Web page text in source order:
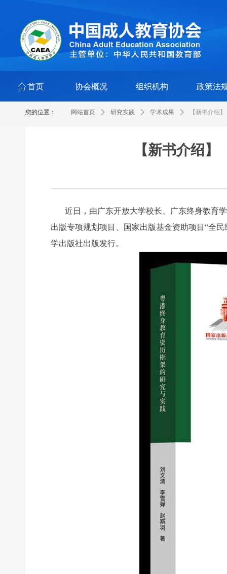
ꀇ 首页 协会概况 组织机构 政策法
网站首页 ꄲ 研究实践 ꄲ 学术成果 ꄲ 【新书介绍
您的位置：
【新书介绍
近日，由广东开放大学校长、广东终身教育
出版专项规划项目、国家出版基金资助项目“全
学出版社出版发行。